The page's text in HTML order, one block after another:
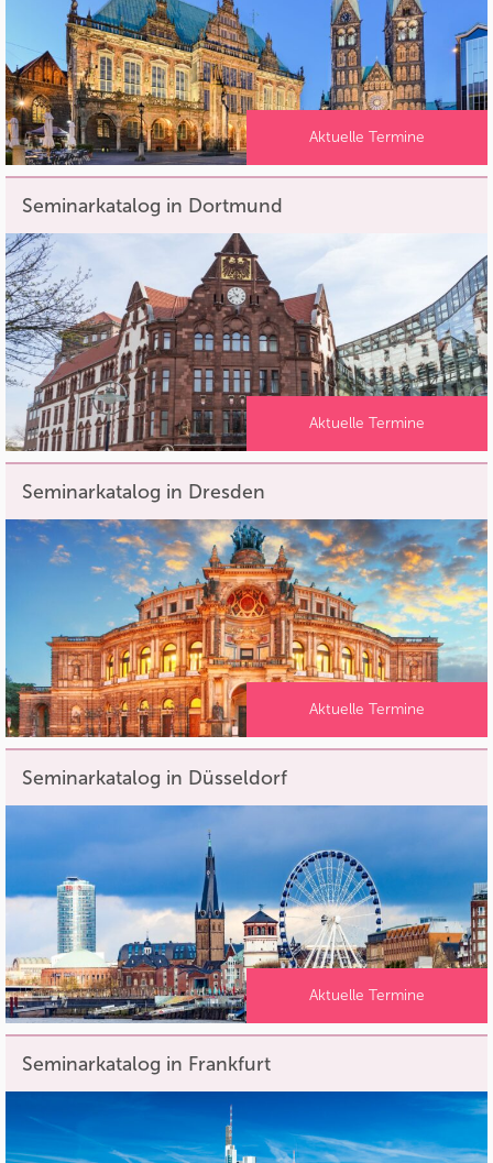
Aktuelle Termine
Seminarkatalog in Dortmund
Aktuelle Termine
Seminarkatalog in Dresden
Aktuelle Termine
Seminarkatalog in Düsseldorf
Aktuelle Termine
Seminarkatalog in Frankfurt